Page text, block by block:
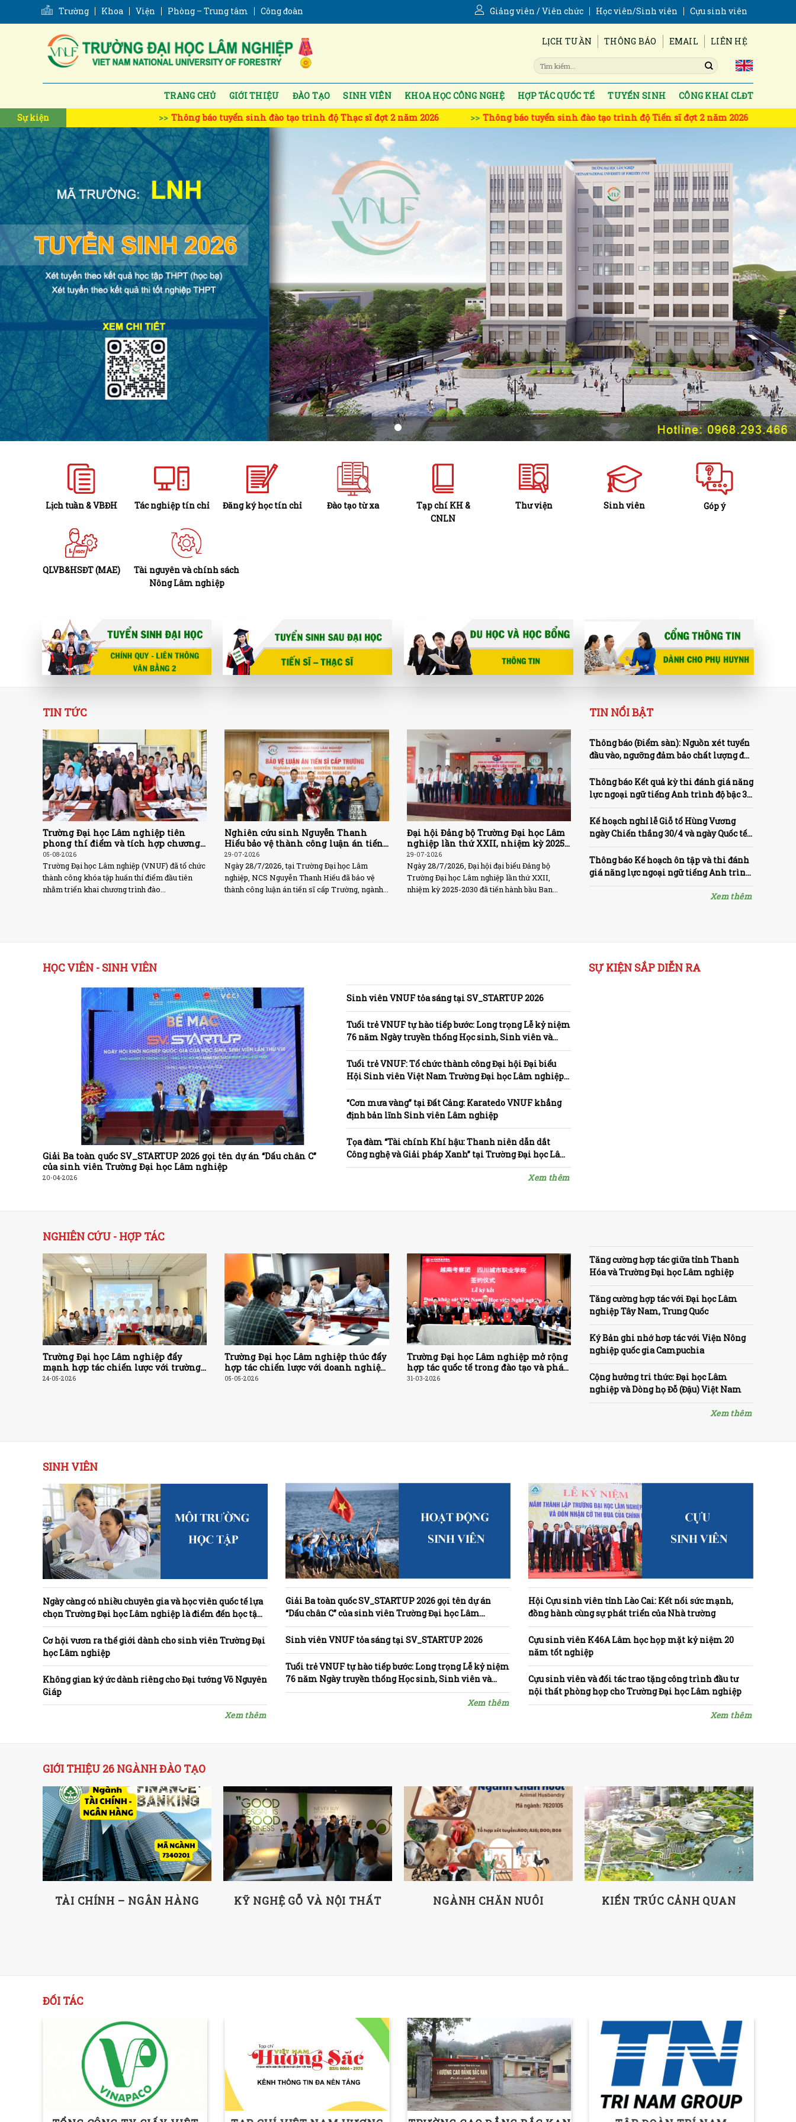
Trường Khoa Viện Phòng – Trung tâm Công đoàn Giảng viên / Viên chức Học viên/Sinh viên Cựu sinh viên
LỊCH TUẦN THÔNG BÁO EMAIL LIÊN HỆ
TRANG CHỦ GIỚI THIỆU ĐÀO TẠO SINH VIÊN KHOA HỌC CÔNG NGHỆ HỢP TÁC QUỐC TẾ TUYỂN SINH
CÔNG KHAI CLĐT
Sự kiện
Thông báo tuyển sinh đào tạo trình độ Thạc sĩ đợt 2 năm 2026 Thông báo tuyển sinh đào tạo trình độ Tiến sĩ đợt 2 năm 2026
Lịch tuần & VBĐH Tác nghiệp tín chỉ Đăng ký học tín chỉ Đào tạo từ xa
QLVB&HSĐT (MAE)
Tài nguyên và chính sách
Nông Lâm nghiệp
Tạp chí KH &
CNLN
Thư viện Sinh viên Góp ý
TIN TỨC
Trường Đại học Lâm nghiệp tiên
phong thí điểm và tích hợp chương
trình đào tạo về Nhiên liệu sinh học
rắn với sự hỗ trợ từ Liên minh Châu
Âu (EU)
05-08-2026
Trường Đại học Lâm nghiệp (VNUF) đã tổ chức
thành công khóa tập huấn thí điểm đầu tiên
nhằm triển khai chương trình đào...
Nghiên cứu sinh Nguyễn Thanh
Hiếu bảo vệ thành công luận án tiến
sĩ về Phát triển tổ chức sản xuất gắn
với xây dựng nông thôn mới
29-07-2026
Ngày 28/7/2026, tại Trường Đại học Lâm
nghiệp, NCS Nguyễn Thanh Hiếu đã bảo vệ
thành công luận án tiến sĩ cấp Trường, ngành...
Đại hội Đảng bộ Trường Đại học Lâm
nghiệp lần thứ XXII, nhiệm kỳ 2025-
2030 tiến hành bầu Ban Chấp hành
Đảng bộ Trường khóa mới
29-07-2026
Ngày 28/7/2026, Đại hội đại biểu Đảng bộ
Trường Đại học Lâm nghiệp lần thứ XXII,
nhiệm kỳ 2025-2030 đã tiến hành bầu Ban...
TIN NỔI BẬT
Thông báo (Điểm sàn): Nguồn xét tuyển
đầu vào, ngưỡng đảm bảo chất lượng đầu
phương thức tuyển sinh đại học năm
2026
Thông báo Kết quả kỳ thi đánh giá năng
lực ngoại ngữ tiếng Anh trình độ bậc 3
dùng cho Việt Nam năm 2026 đợt 1
Kế hoạch nghỉ lễ Giỗ tổ Hùng Vương
ngày Chiến thắng 30/4 và ngày Quốc tế
Thông báo Kế hoạch ôn tập và thi đánh
giá năng lực ngoại ngữ tiếng Anh trình
6 bậc dùng cho Việt Nam tại Trường Đại
Xem thêm
HỌC VIÊN - SINH VIÊN
Giải Ba toàn quốc SV_STARTUP 2026 gọi tên dự án “Dấu chân C”
của sinh viên Trường Đại học Lâm nghiệp
20-04-2026
Sinh viên VNUF tỏa sáng tại SV_STARTUP 2026
Tuổi trẻ VNUF tự hào tiếp bước: Long trọng Lễ kỷ niệm
76 năm Ngày truyền thống Học sinh, Sinh viên và
Tuyên dương “Sinh viên 5 tốt”, “Sao tháng Giêng”
Tuổi trẻ VNUF: Tổ chức thành công Đại hội Đại biểu
Hội Sinh viên Việt Nam Trường Đại học Lâm nghiệp
lần thứ XV, nhiệm kỳ 2025-2028
“Cơn mưa vàng” tại Đất Cảng: Karatedo VNUF khẳng
định bản lĩnh Sinh viên Lâm nghiệp
Tọa đàm “Tài chính Khí hậu: Thanh niên dẫn dắt
Công nghệ và Giải pháp Xanh” tại Trường Đại học Lâm
nghiệp
Xem thêm
SỰ KIỆN SẮP DIỄN RA
NGHIÊN CỨU - HỢP TÁC
Trường Đại học Lâm nghiệp đẩy
mạnh hợp tác chiến lược với trường
Cao đẳng Nông Lâm Đông Bắc
24-05-2026
Trường Đại học Lâm nghiệp thúc đẩy
hợp tác chiến lược với doanh nghiệp,
đổi mới đào tạo theo hướng ứng dụng
05-05-2026
Trường Đại học Lâm nghiệp mở rộng
hợp tác quốc tế trong đào tạo và phát
triển nguồn nhân lực chất lượng cao
31-03-2026
Tăng cường hợp tác giữa tỉnh Thanh
Hóa và Trường Đại học Lâm nghiệp
Tăng cường hợp tác với Đại học Lâm
nghiệp Tây Nam, Trung Quốc
Ký Bản ghi nhớ hơp tác với Viện Nông
nghiệp quốc gia Campuchia
Cộng hưởng tri thức: Đại học Lâm
nghiệp và Dòng họ Đỗ (Đậu) Việt Nam
Xem thêm
SINH VIÊN
Ngày càng có nhiều chuyên gia và học viên quốc tế lựa
chọn Trường Đại học Lâm nghiệp là điểm đến học tập
và nghiên cứu
Cơ hội vươn ra thế giới dành cho sinh viên Trường Đại
học Lâm nghiệp
Không gian ký ức dành riêng cho Đại tướng Võ Nguyên
Giáp
Xem thêm
Giải Ba toàn quốc SV_STARTUP 2026 gọi tên dự án
“Dấu chân C” của sinh viên Trường Đại học Lâm
nghiệp
Sinh viên VNUF tỏa sáng tại SV_STARTUP 2026
Tuổi trẻ VNUF tự hào tiếp bước: Long trọng Lễ kỷ niệm
76 năm Ngày truyền thống Học sinh, Sinh viên và
Tuyên dương “Sinh viên 5 tốt”, “Sao tháng Giêng”
Xem thêm
Hội Cựu sinh viên tỉnh Lào Cai: Kết nối sức mạnh,
đồng hành cùng sự phát triển của Nhà trường
Cựu sinh viên K46A Lâm học họp mặt kỷ niệm 20
năm tốt nghiệp
Cựu sinh viên và đối tác trao tặng công trình đầu tư
nội thất phòng họp cho Trường Đại học Lâm nghiệp
Xem thêm
GIỚI THIỆU 26 NGÀNH ĐÀO TẠO
TÀI CHÍNH – NGÂN HÀNG KỸ NGHỆ GỖ VÀ NỘI THẤT NGÀNH CHĂN NUÔI KIẾN TRÚC CẢNH QUAN
ĐỐI TÁC